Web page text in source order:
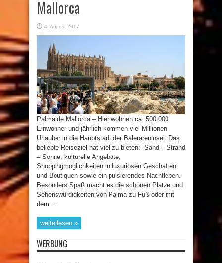
Mallorca
4. August 2017
Palma de Mallorca – Hier wohnen ca. 500.000
Einwohner und jährlich kommen viel Millionen
Urlauber in die Hauptstadt der Balerareninsel. Das
beliebte Reiseziel hat viel zu bieten: Sand – Strand
– Sonne, kulturelle Angebote,
Shoppingmöglichkeiten in luxuriösen Geschäften
und Boutiquen sowie ein pulsierendes Nachtleben.
Besonders Spaß macht es die schönen Plätze und
Sehenswürdigkeiten von Palma zu Fuß oder mit
dem ...
weiterlesen »
WERBUNG